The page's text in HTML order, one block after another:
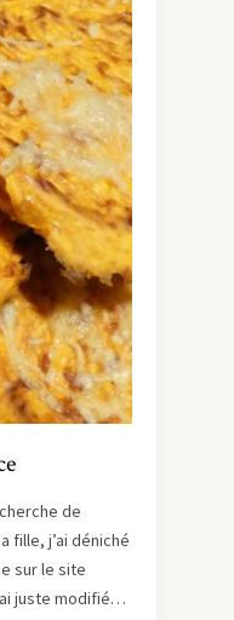
de
fille, j’ai déniché
sur le site
juste modifié…